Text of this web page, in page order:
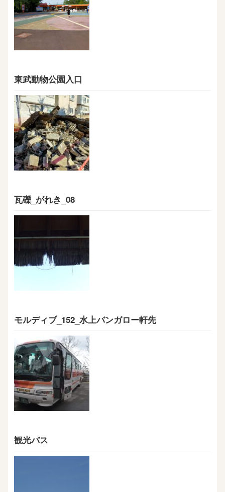
東武動物公園入口
瓦礫_がれき_08
モルディブ_152_水上バンガロー軒先
観光バス